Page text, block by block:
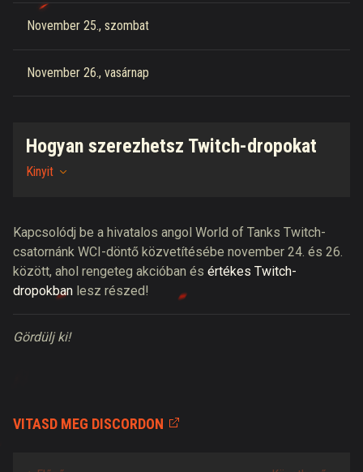
November 25., szombat
November 26., vasárnap
Hogyan szerezhetsz Twitch-dropokat
Kinyit
Kapcsolódj be a hivatalos angol World of Tanks Twitch-
csatornánk WCI-döntő közvetítésébe november 24. és 26.
között, ahol rengeteg akcióban és értékes Twitch-
dropokban lesz részed!
Gördülj ki!
VITASD MEG DISCORDON